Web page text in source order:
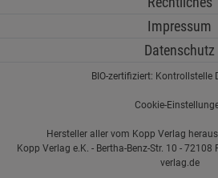
Impressum
Datenschutz
BIO-zertifiziert: Kontrollstelle
Cookie-
Hersteller aller vom Kopp Verlag
Kopp Verlag e.K. - Bertha-Benz-Str. 10 -
verlag.de
Marketing Cookies (3)